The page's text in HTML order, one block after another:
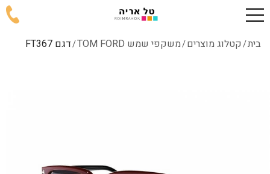
בית/קטלוג מוצרים/משקפי שמש TOM FORD /דגם FT367